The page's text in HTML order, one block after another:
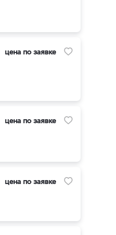
цена по заявке
цена по заявке
цена по заявке